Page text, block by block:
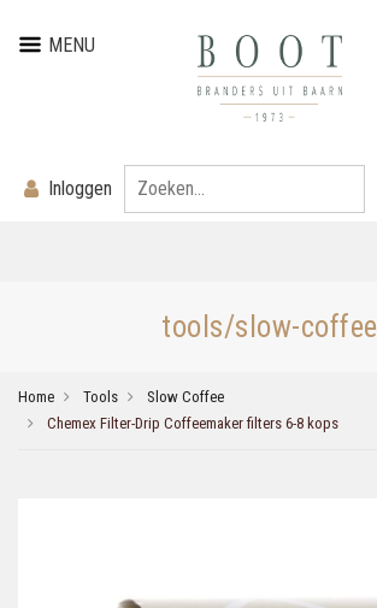
MENU
Inloggen
tools/slow-coffee
Home Tools
Slow Coffee
Chemex Filter-Drip Coffeemaker filters 6-8 kops